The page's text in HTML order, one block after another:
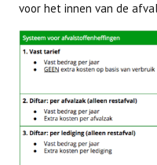
voor het innen van de